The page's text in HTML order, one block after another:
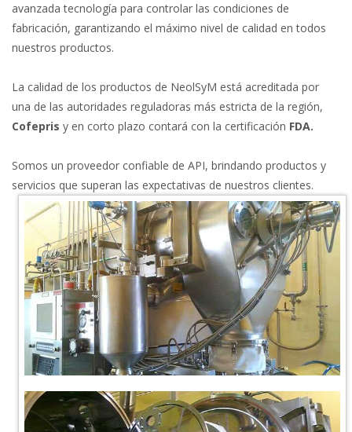
avanzada tecnología para controlar las condiciones de
fabricación, garantizando el máximo nivel de calidad en todos
nuestros productos.
La calidad de los productos de NeolSyM está acreditada por
una de las autoridades reguladoras más estricta de la región,
Cofepris y en corto plazo contará con la certificación FDA.
Somos un proveedor confiable de API, brindando productos y
servicios que superan las expectativas de nuestros clientes.